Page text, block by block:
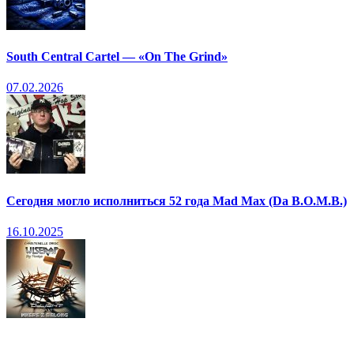
South Central Cartel — «On The Grind»
07.02.2026
Сегодня могло исполниться 52 года Mad Max (Da B.O.M.B.)
16.10.2025